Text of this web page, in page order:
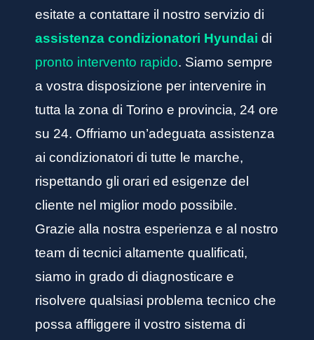
esitate a contattare il nostro servizio di
assistenza condizionatori Hyundai di
pronto intervento rapido. Siamo sempre
a vostra disposizione per intervenire in
tutta la zona di Torino e provincia, 24 ore
su 24. Offriamo un’adeguata assistenza
ai condizionatori di tutte le marche,
rispettando gli orari ed esigenze del
cliente nel miglior modo possibile.
Grazie alla nostra esperienza e al nostro
team di tecnici altamente qualificati,
siamo in grado di diagnosticare e
risolvere qualsiasi problema tecnico che
possa affliggere il vostro sistema di